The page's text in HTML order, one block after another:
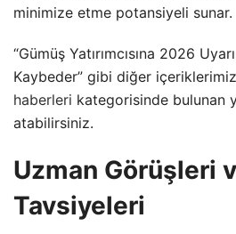
minimize etme potansiyeli sunar.
“Gümüş Yatırımcısına 2026
Kaybeder” gibi diğer
haberleri kategorisinde bulunan
atabilirsiniz.
Uzman Görüşleri
Tavsiyeleri